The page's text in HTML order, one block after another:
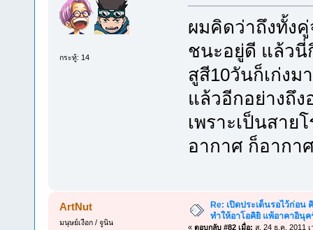
กระทู้: 14
ผมคิดว่าถึงทั้ง
ชนะอยู่ดี แล้วนี่
สูสี10วันก็เก่งม
แล้วอีกอย่างถึ
เพราะเป็นสาย
อากาศ ก็อากา
ArtNut
มนุษย์เงือก / จูนิน
Re: เปิดประเด็นรอไว้ก่อน
ทำให้อาโอคิยิ แพ้อาคาอินุ
« ตอบกลับ #82 เมื่อ: ส. 24 ธ.ค. 2011